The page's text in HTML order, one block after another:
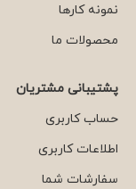
نمونه کارها
محصولات ما
پشتیبانی مشتریان
حساب کاربری
اطلاعات کاربری
سفارشات شما